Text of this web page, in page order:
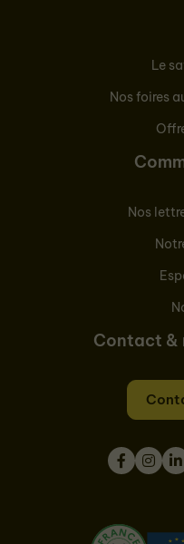
Le
Nos foires
Nos
Contact &